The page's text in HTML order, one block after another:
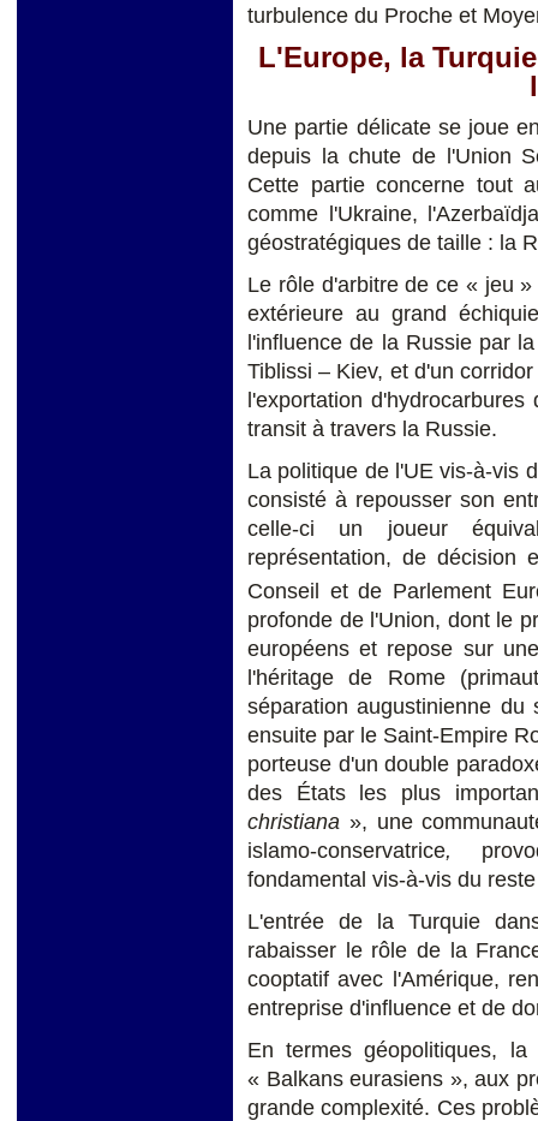
turbulence du Proche et
L'Europe, la
Une partie délicate se joue
depuis la chute de l'Union
Cette partie concerne tout
comme l'Ukraine,
géostratégiques de taille : la
Le rôle d'arbitre de ce « jeu
extérieure au grand
l'influence de la Russie par
Tiblissi – Kiev, et d'un
l'exportation
transit à travers la Russie.
La politique de l'UE vis-à-vis
consisté à repousser son
celle-ci un joueur
représentation, de décision
Conseil et de Parlement
profonde de l'Union, dont le
européens et repose sur
l'héritage de Rome
séparation augustinienne
ensuite par le Saint-Empire
porteuse d'un double
des États les plus
christiana », une
islamo-conservatrice,
fondamental vis-à-vis du
L'entrée de la Turquie
rabaisser le rôle de la
cooptatif avec l'Amérique,
entreprise d'influence et de
En termes géopolitiques,
« Balkans eurasiens », aux
grande complexité. Ces